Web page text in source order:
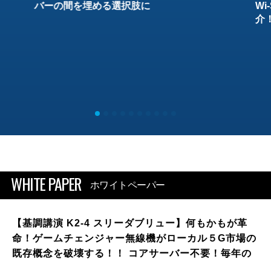
バーの間を埋める選択肢に
介
WHITE PAPER ホワイトペーパー
【基調講演 K2-4 スリーダブリュー】何もかもが革
命！ゲームチェンジャー無線機がローカル５G市場の
既存概念を破壊する！！ コアサーバー不要！毎年の